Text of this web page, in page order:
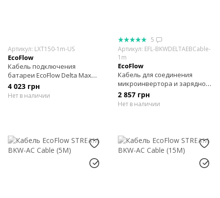
Артикул: LXT150-1m-US
EcoFlow
Кабель подключения
батареи EcoFlow Delta Max
Smart Extra Battery-XT150
connection cable 1m
4 023 грн
Нет в наличии
5
Артикул: EFL-BKWDELTAEBCable-
1m
EcoFlow
Кабель для соединения
микроинвертора и зарядной
станции EcoFlow XT150 – 1
метр
2 857 грн
Нет в наличии